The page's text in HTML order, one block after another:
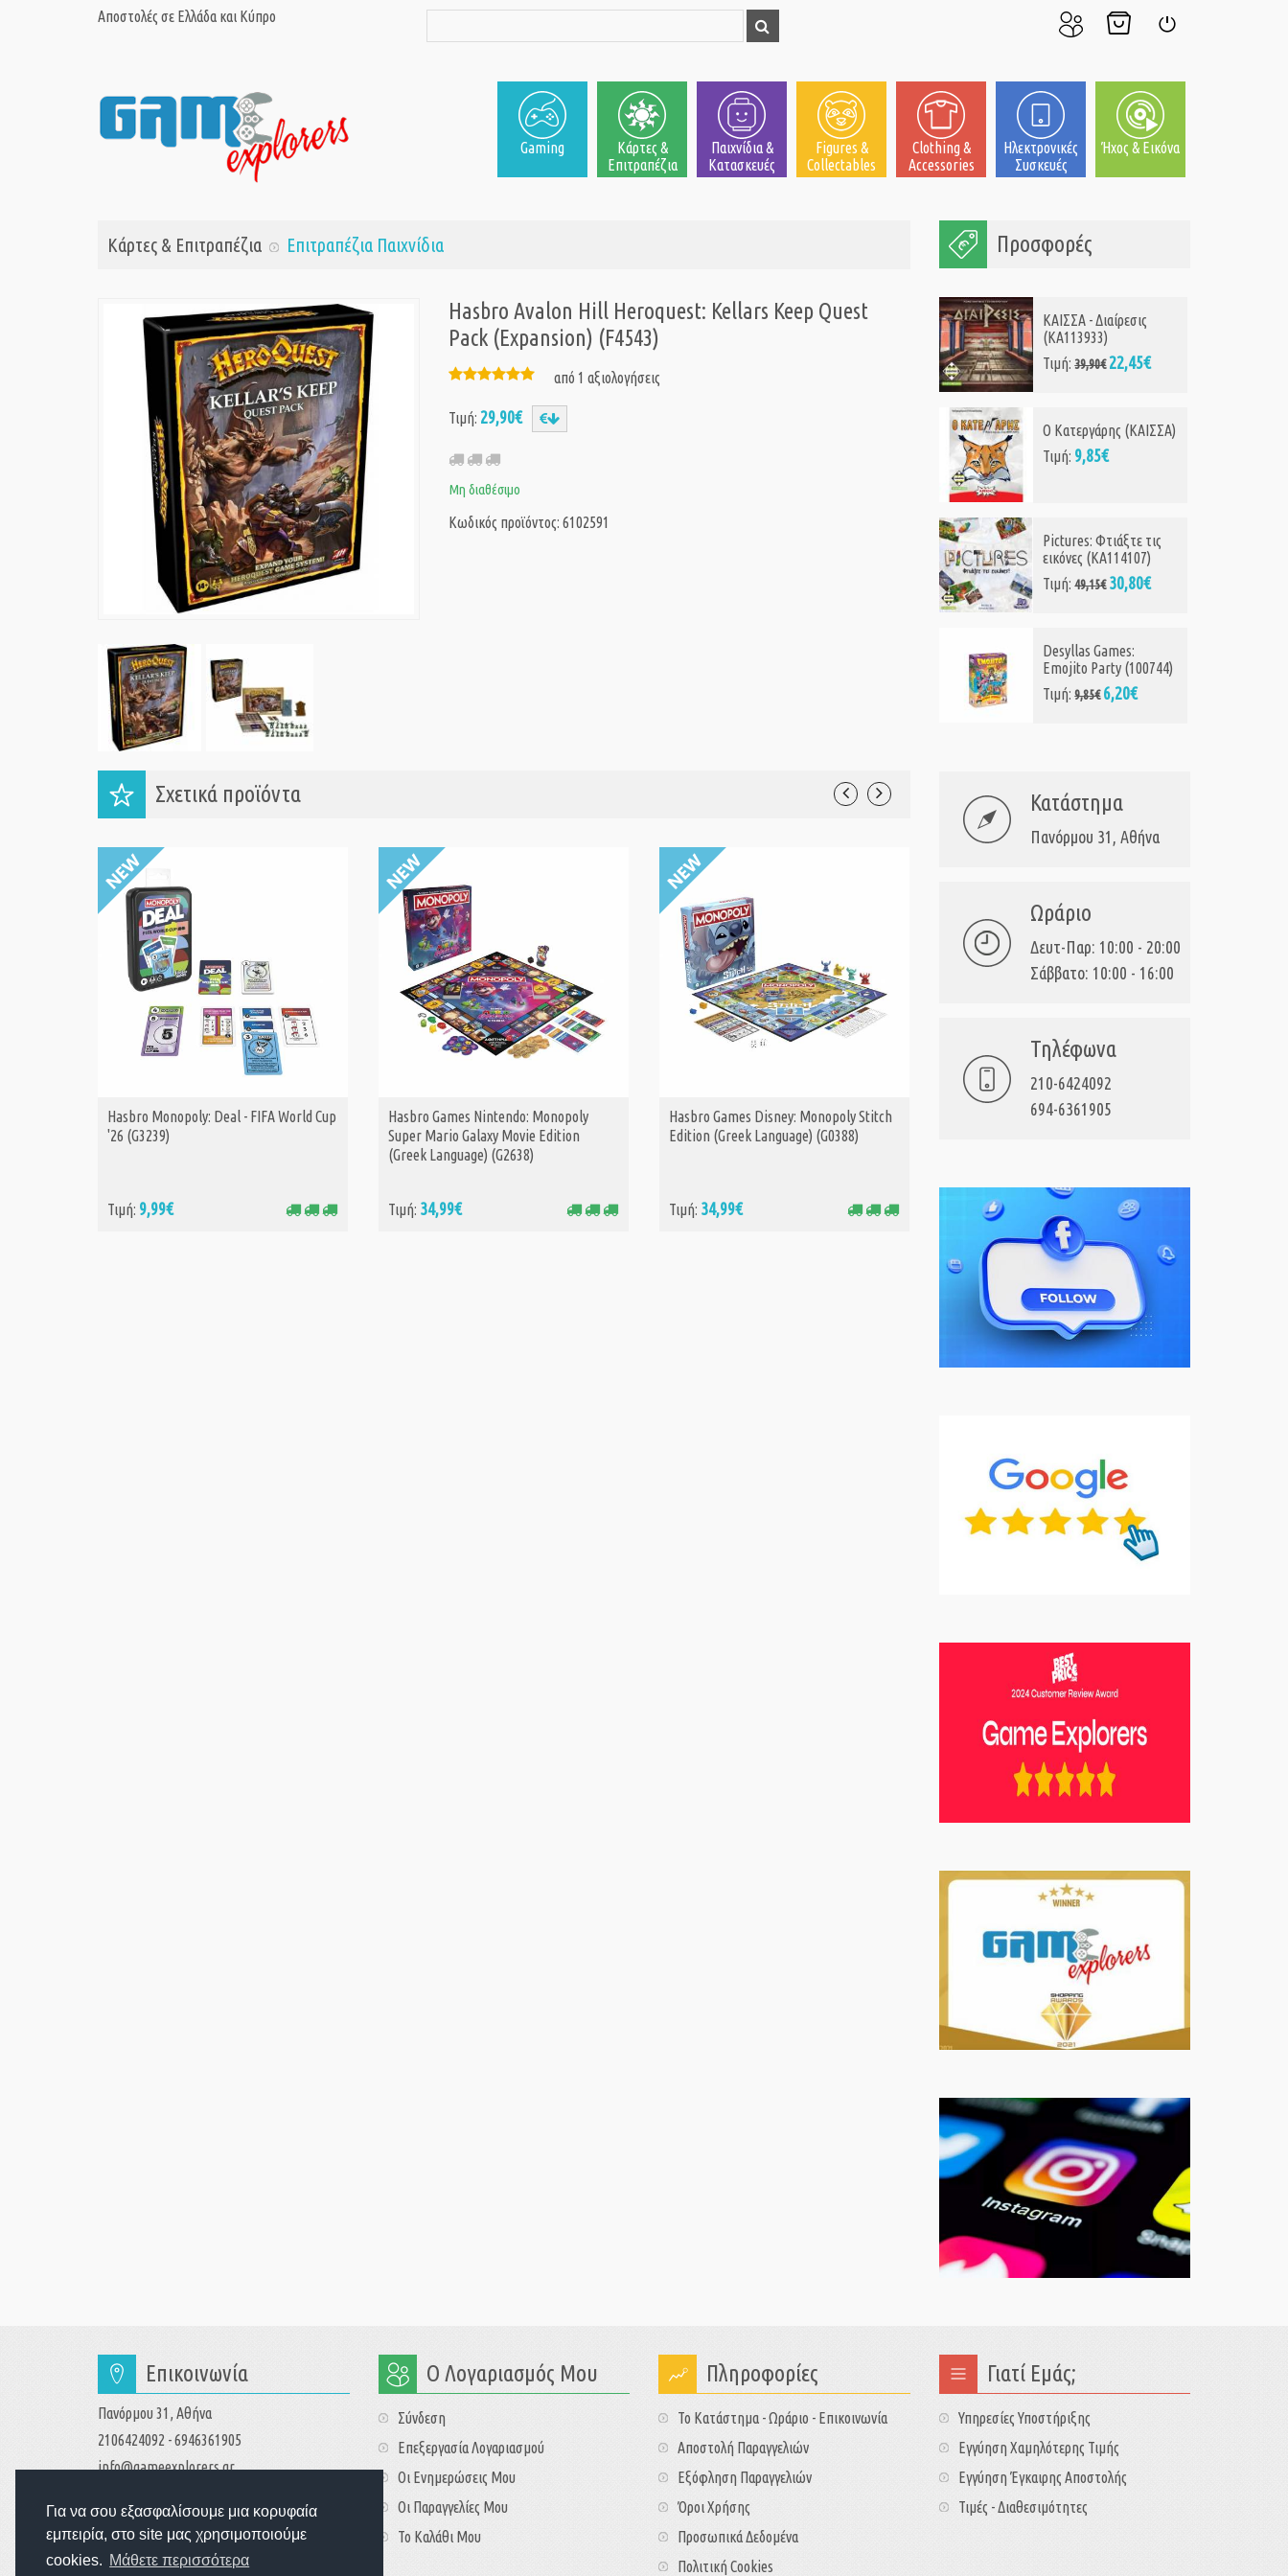
Για να σου εξασφαλίσουμε μια κορυφαία
εμπειρία, στο site μας χρησιμοποιούμε
cookies. Μάθετε περισσότερα
Αποστολές σε Ελλάδα και Κύπρο
μου
Gaming
Κάρτες &
Επιτραπέζια
Παιχνίδια &
Κατασκευές
Figures &
Collectables
Clothing &
Accessories
Ηλεκτρονικές
Συσκευές
Ήχος & Εικόνα
Κάρτες & Επιτραπέζια Επιτραπέζια Παιχνίδια
Hasbro Avalon Hill Heroquest: Kellars Keep Quest
Pack (Expansion) (F4543)
από 1 αξιολογήσεις
Τιμή: 29,90€
Μη διαθέσιμο
Κωδικός προϊόντος: 6102591
Σχετικά προϊόντα
ΑΓΟΡΑ
Hasbro Monopoly: Deal - FIFA World Cup
'26 (G3239)
Τιμή: 9,99€
ΑΓΟΡΑ
Hasbro Games Nintendo: Monopoly
Super Mario Galaxy Movie Edition
(Greek Language) (G2638)
Τιμή: 34,99€
ΑΓΟΡΑ
Hasbro Games Disney: Monopoly Stitch
Edition (Greek Language) (G0388)
Τιμή: 34,99€
Hasbro Games: Priorities Family Edition
19,99€
Προσφορές
KΑΙΣΣΑ - Διαίρεσις
(KA113933)
Τιμή:39,90€22,45€
Ο Κατεργάρης (ΚΑΙΣΣΑ)
Τιμή:9,85€
Pictures: Φτιάξτε τις
εικόνες (KA114107)
Τιμή:49,15€30,80€
Desyllas Games:
Emojito Party (100744)
Τιμή:9,85€6,20€
Κατάστημα
Πανόρμου 31, Αθήνα
Ωράριο
Δευτ-Παρ: 10:00 - 20:00
Σάββατο: 10:00 - 16:00
Τηλέφωνα
210-6424092
694-6361905
Επικοινωνία
Πανόρμου 31, Αθήνα
2106424092 - 6946361905
info@gameexplorers.gr
Ο Λογαριασμός Μου
Σύνδεση
Επεξεργασία Λογαριασμού
Οι Ενημερώσεις Μου
Οι Παραγγελίες Μου
Το Καλάθι Μου
Πληροφορίες
Το Κατάστημα - Ωράριο - Επικοινωνία
Αποστολή Παραγγελιών
Εξόφληση Παραγγελιών
Όροι Χρήσης
Προσωπικά Δεδομένα
Πολιτική Cookies
Γιατί Εμάς;
Υπηρεσίες Υποστήριξης
Εγγύηση Χαμηλότερης Τιμής
Εγγύηση Έγκαιρης Αποστολής
Τιμές - Διαθεσιμότητες